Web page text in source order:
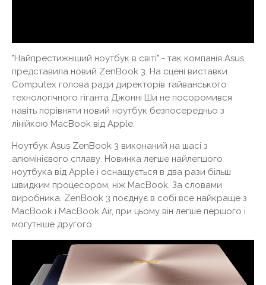
"Найпрестижніший ноутбук в світі" - так компанія Asus
представила новий ZenBook 3. На сцені виставки
Computex голова ради директорів тайванського
технологічного гіганта Джонні Ши не посоромився
навіть порівняти новий ноутбук безпосередньо з
лінійкою MacBook від Apple.
Ноутбук Asus ZenBook 3 виконаний на шасі з
алюмінієвого сплаву. Новинка легше найлегшого
ноутбука від Apple і оснащується в два рази більш
швидким процесором, ніж MacBook. За словами
виробника, ZenBook 3 поєднує в собі все найкраще з
MacBook і MacBook Air, при цьому він легше першого і
могутніше другого.